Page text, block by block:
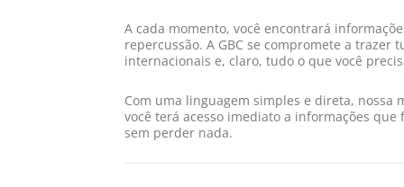
A cada momento, você encontrará
repercussão. A GBC se compromete a trazer
internacionais e, claro, tudo o que você
Com uma linguagem simples e direta, nossa
você terá acesso imediato a informações
sem perder nada.